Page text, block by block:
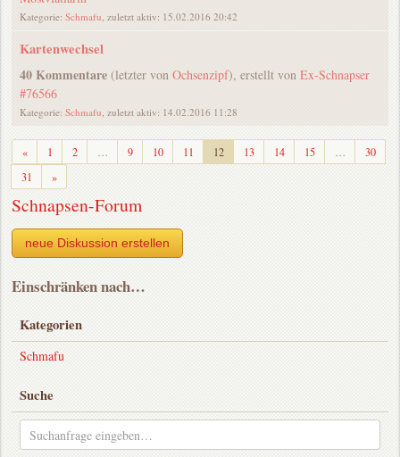
Kategorie: Schmafu , zuletzt aktiv: 15.02.2016 20:42
Kartenwechsel
40 Kommentare(letzter von Ochsenzipf), erstellt von Ex-Schnapser
#76566
Kategorie: Schmafu, zuletzt aktiv: 14.02.2016 11:28
«Zurück1 2 … 9 10 11 12 13 14 15 …
30
31
»Weiter
Schnapsen-Forum
neue Diskussion erstellen
Einschränken nach…
Kategorien
Schmafu
Suche